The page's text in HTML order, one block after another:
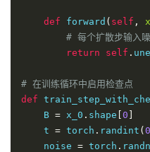
def forward ( self ,
# 每个扩散步输入
return
self .
# 在训练循环中启用检查点
def
    B
= x_0 . shape 0
    t
= torch . randint ( 0
    noise
= torch .